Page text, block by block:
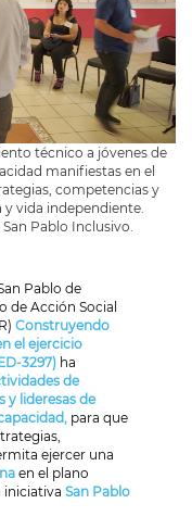
técnico a jóvenes de
manifiestas en el
competencias y
vida independiente.
Pablo Inclusivo.
Pablo de
de Acción Social
Construyendo
el ejercicio
3297) ha
de
y lideresas de
para que
ejercer una
en el plano
iniciativa San Pablo